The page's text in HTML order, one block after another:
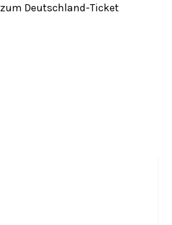
zum Deutschland-Ticket